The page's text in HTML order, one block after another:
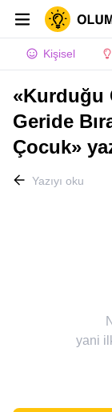
Kişisel
«Kurduğu
Geride
Çocuk»
Yazıyı oku
yani